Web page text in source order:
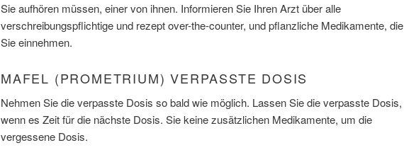
Sie aufhören müssen, einer von ihnen. Informieren Sie Ihren Arzt über alle
verschreibungspflichtige und rezept over-the-counter, und pflanzliche Medikamente, die
Sie einnehmen.
MAFEL (PROMETRIUM) VERPASSTE DOSIS
Nehmen Sie die verpasste Dosis so bald wie möglich. Lassen Sie die verpasste Dosis,
wenn es Zeit für die nächste Dosis. Sie keine zusätzlichen Medikamente, um die
vergessene Dosis.